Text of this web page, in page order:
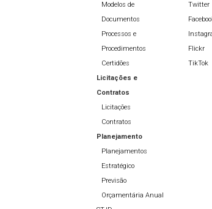
Modelos de
Documentos
Processos e
Procedimentos
Certidões
Licitações e
Contratos
Licitações
Contratos
Planejamento
Planejamentos
Estratégico
Previsão
Orçamentária Anual
Twitter
Flickr
TikTok